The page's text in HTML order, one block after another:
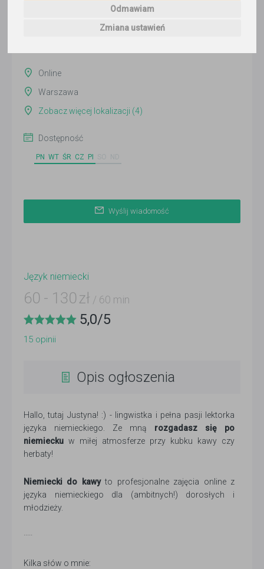
Odmawiam
Zmiana ustawień
Online
Warszawa
Zobacz więcej lokalizacji (4)
Dostępność
PN WT ŚR CZ PI
Wyślij wiadomość
Język niemiecki
60 - 130 zł / 60 min
5,0/5
15 opinii
Opis ogłoszenia
Hallo, tutaj Justyna! :) - lingwistka i pełna pasji lektorka
języka niemieckiego. Ze mną rozgadasz się po
niemiecku w miłej atmosferze przy kubku kawy czy
herbaty!
Niemiecki do kawyto profesjonalne zajęcia online z
języka niemieckiego dla (ambitnych!) dorosłych i
młodzieży.
·····
Kilka słów o mnie: